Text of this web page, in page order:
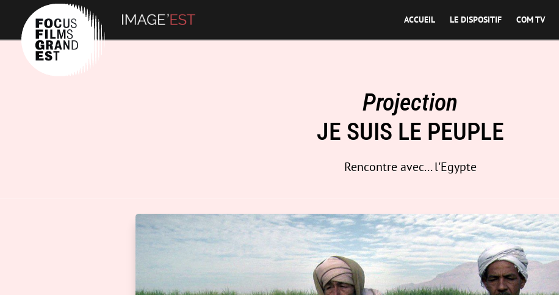
ACCUEIL LE DISPOSITIF COM TV
Projection
JE SUIS LE PEUPLE
Rencontre avec... l'Egypte